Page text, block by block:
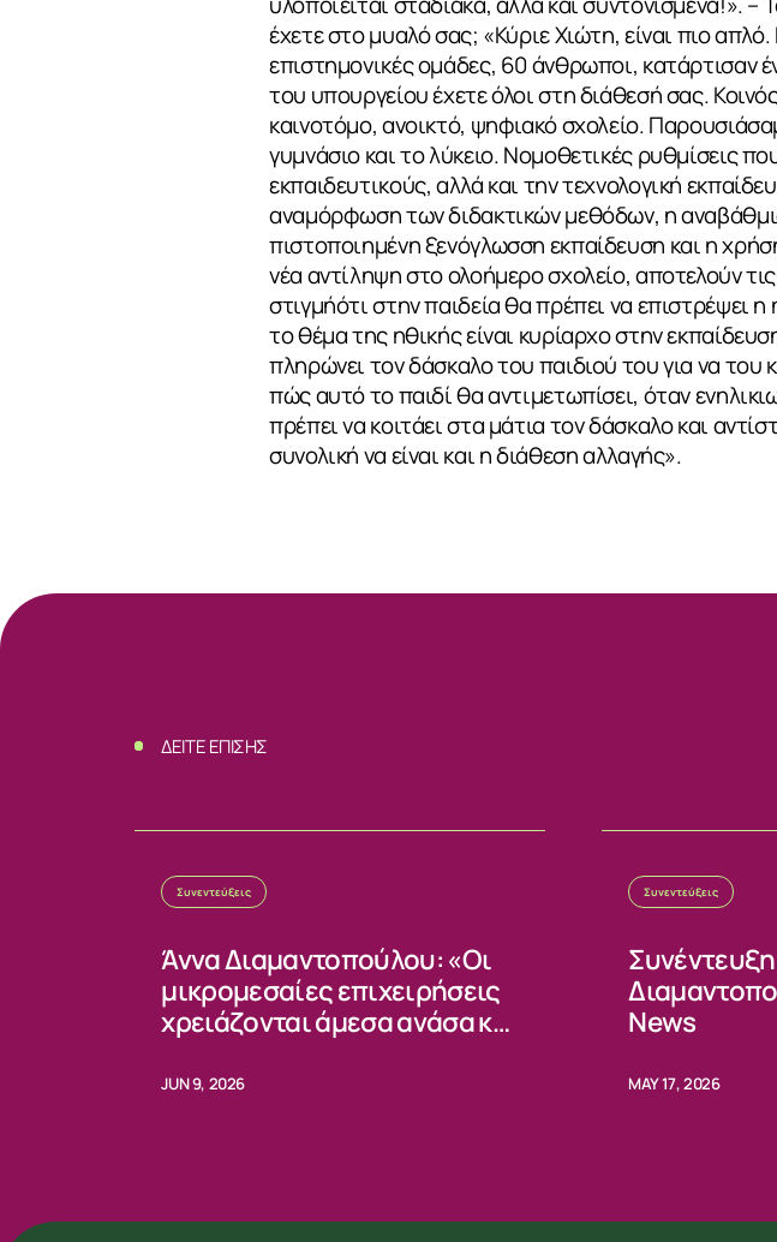
έχετε στο μυαλό σας; «Κύριε Χιώτη, είναι πιο
επιστημονικές ομάδες, 60 άνθρωποι, κατάρτισαν
του υπουργείου έχετε όλοι στη διάθεσή σας.
καινοτόμο, ανοικτό, ψηφιακό σχολείο.
γυμνάσιο και το λύκειο. Νομοθετικές ρυθμίσεις
εκπαιδευτικούς, αλλά και την τεχνολογική
αναμόρφωση των διδακτικών μεθόδων, η
πιστοποιημένη ξενόγλωσση εκπαίδευση και η
νέα αντίληψη στο ολοήμερο σχολείο, αποτελούν
στιγμήότι στην παιδεία θα πρέπει να επιστρέψει
το θέμα της ηθικής είναι κυρίαρχο στην
πληρώνει τον δάσκαλο του παιδιού του για να του
πώς αυτό το παιδί θα αντιμετωπίσει, όταν
πρέπει να κοιτάει στα μάτια τον δάσκαλο και
συνολική να είναι και η διάθεση αλλαγής».
ΔΕΙΤΕ ΕΠΙΣΗΣ
Συνεντεύξεις
Άννα Διαμαντοπούλου: «Οι
μικρομεσαίες επιχειρήσεις
χρειάζονται άμεσα ανάσα και
JUN 9, 2026
Συνεντεύξεις
News
MAY 17, 2026